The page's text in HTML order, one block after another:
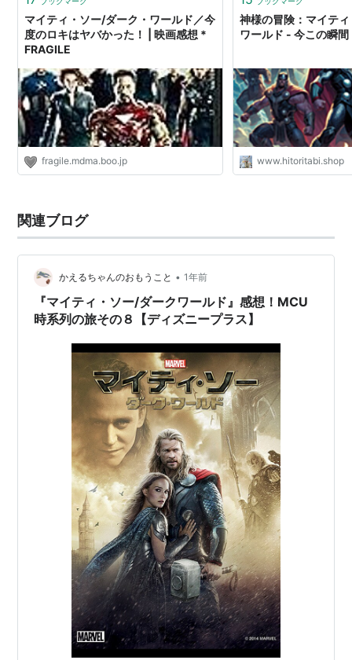
た戦いが、ロンドンで起ころうとしていた。世界
を救えるのは、この男しかいない。その名はソ
国アスガルドの王子、そして伝説の雷神。
しかし、今度の敵は、並大抵の相手ではなかっ
た。宇宙そのものより古くから存在し、この世の
すべてを闇の世界＝ダーク・ワールドに変えよう
と企むダーク・エルフ。その邪悪な力の前に、ソ
る家族や故郷までをも危機にさらすことに…。
（公式サイトより）
予告編
マイティ・ソー/ダーク・ワールド／今
度のロキはヤバかった！ | 映画感想 *
FRAGILE
fragile.mdma.boo.jp
神様の冒険：マイテ
ワールド - 今この瞬間
www.hitoritabi.shop
関連ブログ
かえるちゃんのおもうこと • 1年前
『マイティ・ソー/ダークワールド』感想！MCU
時系列の旅その８【ディズニープラス】